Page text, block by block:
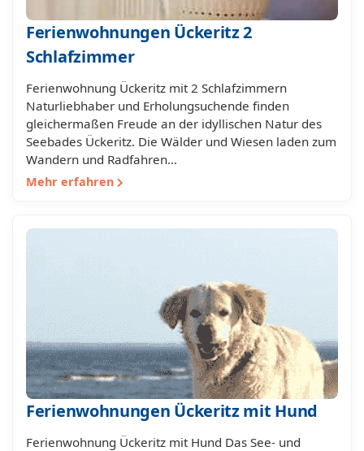
Ferienwohnungen Ückeritz 2
Schlafzimmer
Ferienwohnung Ückeritz mit 2 Schlafzimmern
Naturliebhaber und Erholungsuchende finden
gleichermaßen Freude an der idyllischen Natur des
Seebades Ückeritz. Die Wälder und Wiesen laden zum
Wandern und Radfahren…
Mehr erfahren
Ferienwohnungen Ückeritz mit Hund
Ferienwohnung Ückeritz mit Hund Das See- und